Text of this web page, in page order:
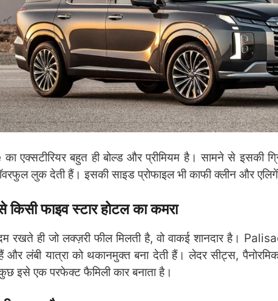
एक्सटीरियर बहुत ही बोल्ड और प्रीमियम है। सामने से इसकी
लुक देती हैं। इसकी साइड प्रोफाइल भी काफी क्लीन और
फाइव स्टार होटल का कमरा
रखते ही जो लक्ज़री फील मिलती है, वो वाकई शानदार है।
और लंबी यात्रा को थकानमुक्त बना देती हैं। लेदर सीट्स,
इसे एक परफेक्ट फैमिली कार बनाता है।